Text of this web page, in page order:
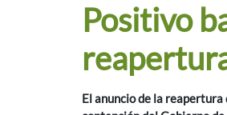
Positivo
El anuncio de la